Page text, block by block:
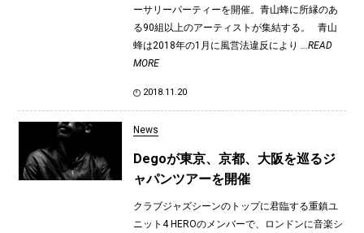
ーサリーパーティーを開催。青山蜂に所縁のあ
る90組以上のアーティストが集結する。 青山
蜂は2018年の1月に風営法違反により ...READ
MORE
2018.11.20
News
Degoが東京、京都、大阪を巡るジ
ャパンツアーを開催
クラブジャズシーンのトップに君臨する重鎮ユ
ニット4 HEROのメンバーで、ロンドンに音楽シ